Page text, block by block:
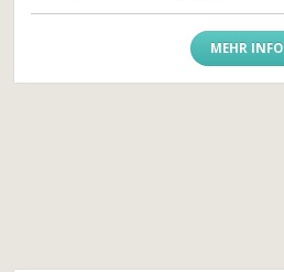
MEHR INFO